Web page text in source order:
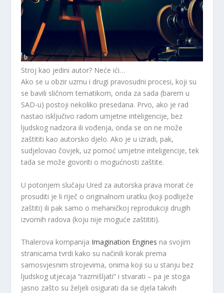
Stroj kao jedini autor? Neće ići…
Ako se u obzir uzmu i drugi pravosudni procesi, koji su
se bavili sličnom tematikom, onda za sada (barem u
SAD-u) postoji nekoliko presedana. Prvo, ako je rad
nastao isključivo radom umjetne inteligencije, bez
ljudskog nadzora ili vođenja, onda se on ne može
zaštititi kao autorsko djelo. Ako je u izradi, pak,
sudjelovao čovjek, uz pomoć umjetne inteligencije, tek
tada se može govoriti o mogućnosti zaštite.
U potonjem slučaju Ured za autorska prava morat će
prosuditi je li riječ o originalnom uratku (koji podliježe
zaštiti) ili pak samo o mehaničkoj reprodukciji drugih
izvornih radova (koju nije moguće zaštititi).
Thalerova kompanija Imagination Engines na svojim
stranicama tvrdi kako su načinili korak prema
samosvjesnim strojevima, onima koji su u stanju bez
ljudskog utjecaja “razmišljati” i stvarati – pa je stoga
jasno zašto su željeli osigurati da se djela takvih